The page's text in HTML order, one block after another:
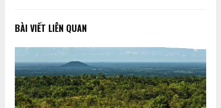
BÀI VIẾT LIÊN QUAN